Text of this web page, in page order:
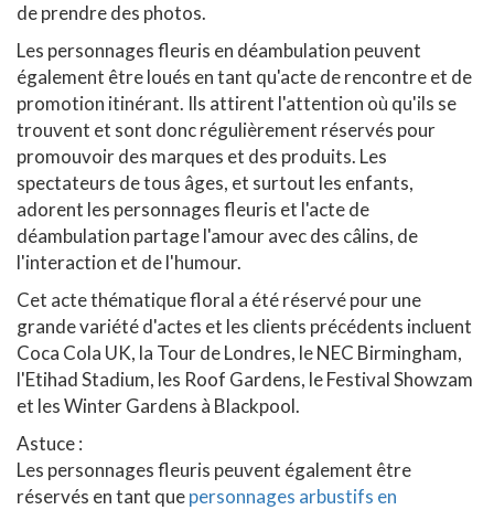
de prendre des photos.
Les personnages fleuris en déambulation peuvent
également être loués en tant qu'acte de rencontre et de
promotion itinérant. Ils attirent l'attention où qu'ils se
trouvent et sont donc régulièrement réservés pour
promouvoir des marques et des produits. Les
spectateurs de tous âges, et surtout les enfants,
adorent les personnages fleuris et l'acte de
déambulation partage l'amour avec des câlins, de
l'interaction et de l'humour.
Cet acte thématique floral a été réservé pour une
grande variété d'actes et les clients précédents incluent
Coca Cola UK, la Tour de Londres, le NEC Birmingham,
l'Etihad Stadium, les Roof Gardens, le Festival Showzam
et les Winter Gardens à Blackpool.
Astuce :
Les personnages fleuris peuvent également être
réservés en tant quepersonnages arbustifs en